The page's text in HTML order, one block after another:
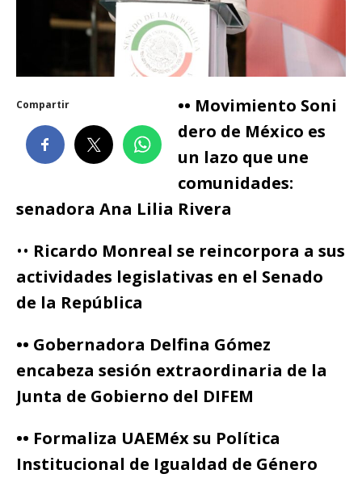
Compartir
•• Movimiento Soni
dero de México es
un lazo que une
comunidades:
senadora Ana Lilia Rivera
•• Ricardo Monreal se reincorpora a sus
actividades legislativas en el Senado
de la República
•• Gobernadora Delfina Gómez
encabeza sesión extraordinaria de la
Junta de Gobierno del DIFEM
•• Formaliza UAEMéx su Política
Institucional de Igualdad de Género